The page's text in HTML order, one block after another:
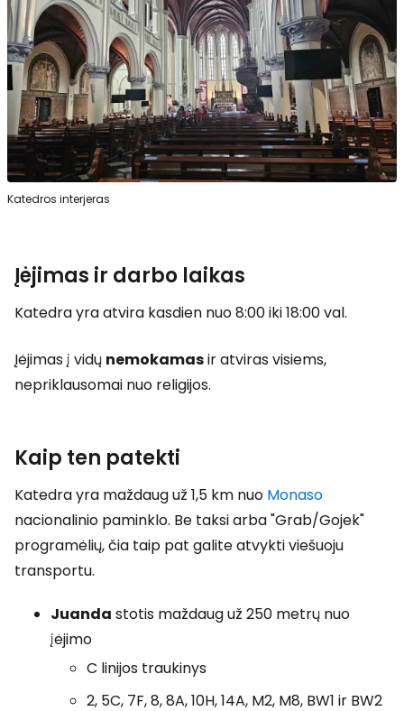
Katedros interjeras
Įėjimas ir darbo laikas
Katedra yra atvira kasdien nuo 8:00 iki 18:00 val.
Įėjimas į vidų nemokamasir atviras visiems,
nepriklausomai nuo religijos.
Kaip ten patekti
Katedra yra maždaug už 1,5 km nuo Monaso
nacionalinio paminklo. Be taksi arba "Grab/Gojek"
programėlių, čia taip pat galite atvykti viešuoju
transportu.
Juanda stotis maždaug už 250 metrų nuo
įėjimo
C linijos traukinys
2, 5C, 7F, 8, 8A, 10H, 14A, M2, M8, BW1 ir BW2